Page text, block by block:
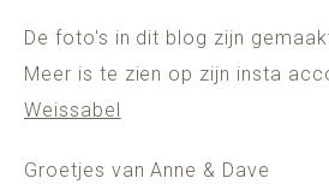
De foto's in dit blog zijn
Meer is te zien op zijn insta
Weissabel
Groetjes van Anne & Dave